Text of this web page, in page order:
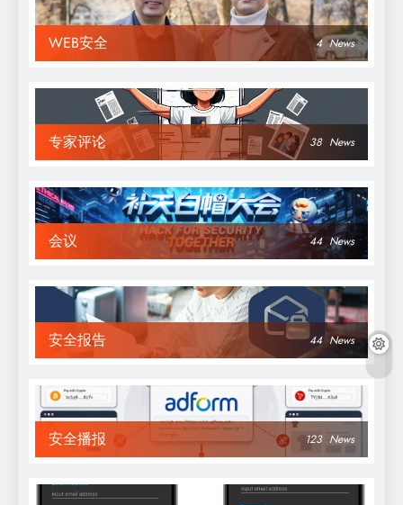
WEB安全 4 News
专家评论 38 News
会议 44 News
安全报告 44 News
安全播报 123 News